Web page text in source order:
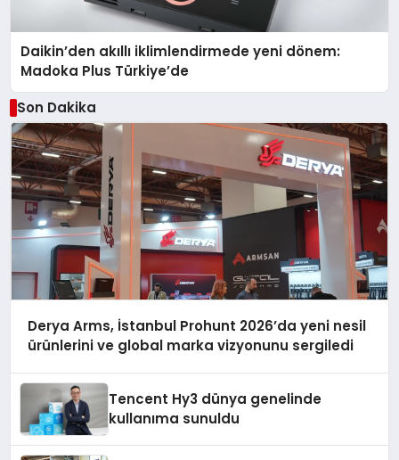
Daikin’den akıllı iklimlendirmede yeni dönem:
Madoka Plus Türkiye’de
Son Dakika
Derya Arms, İstanbul Prohunt 2026’da yeni nesil
ürünlerini ve global marka vizyonunu sergiledi
Tencent Hy3 dünya genelinde
kullanıma sunuldu